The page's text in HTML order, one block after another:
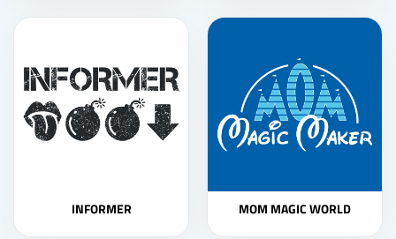
INFORMER MOM MAGIC WORLD